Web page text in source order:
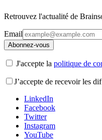
Retrouvez l'actualité de
Email
J'accepte la politique de
J’accepte de recevoir les
LinkedIn
Facebook
Twitter
Instagram
YouTube